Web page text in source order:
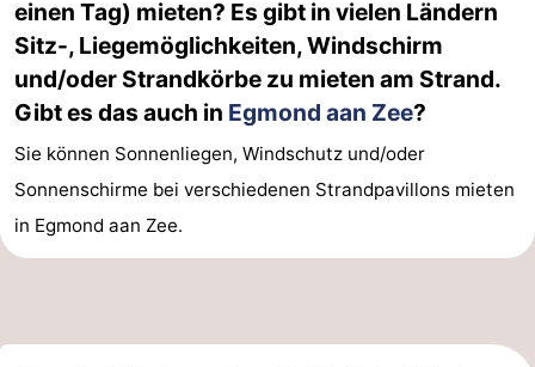
einen Tag) mieten? Es gibt in vielen Ländern
Sitz-, Liegemöglichkeiten, Windschirm
und/oder Strandkörbe zu mieten am Strand.
Gibt es das auch in Egmond aan Zee?
Sie können Sonnenliegen, Windschutz und/oder
Sonnenschirme bei verschiedenen Strandpavillons mieten
in Egmond aan Zee.